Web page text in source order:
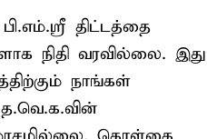
திட்டத்தை
நிதி வரவில்லை. இது
நாங்கள்